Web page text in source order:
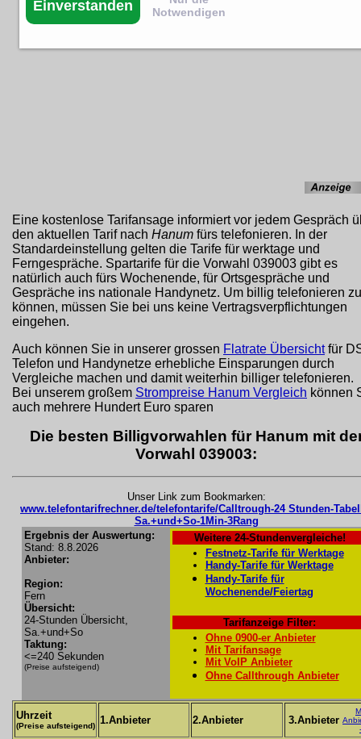
Eine kostenlose Tarifansage informiert vor jedem Gespräch
den aktuellen Tarif nach Hanum fürs telefonieren. In der
Standardeinstellung gelten die Tarife für werktage und
Ferngespräche. Spartarife für die Vorwahl 039003 gibt es
natürlich auch fürs Wochenende, für Ortsgespräche und
Gespräche ins nationale Handynetz. Um billig telefonieren zu
können, müssen Sie bei uns keine Vertragsverpflichtungen
eingehen.
Auch können Sie in unserer grossen Flatrate Übersichtfür
Telefon und Handynetze erhebliche Einsparungen durch
Vergleiche machen und damit weiterhin billiger telefonieren.
Bei unserem großem Strompreise Hanum Vergleich können
auch mehrere Hundert Euro sparen
Die besten Billigvorwahlen für Hanum mit
Vorwahl 039003:
Unser Link zum Bookmarken:
www.telefontarifrechner.de/telefontarife/Calltrough-24 Stunden-
Sa.+und+So-1Min-3Rang
Ergebnis der Auswertung:
Stand: 8.8.2026
Anbieter:
Region:
Fern
Übersicht:
24-Stunden Übersicht,
Sa.+und+So
Taktung:
<=240 Sekunden
(Preise aufsteigend)
Weitere 24-Stundenvergleiche!
Festnetz-Tarife für Werktage
Handy-Tarife für Werktage
Handy-Tarife für
Wochenende/Feiertag
Tarifanzeige Filter:
Ohne 0900-er Anbieter
Mit Tarifansage
Mit VoIP Anbieter
Ohne Callthrough Anbieter
Uhrzeit
(Preise aufsteigend) 1.Anbieter 2.Anbieter 3.Anbieter
Einverstanden
Notwendigen